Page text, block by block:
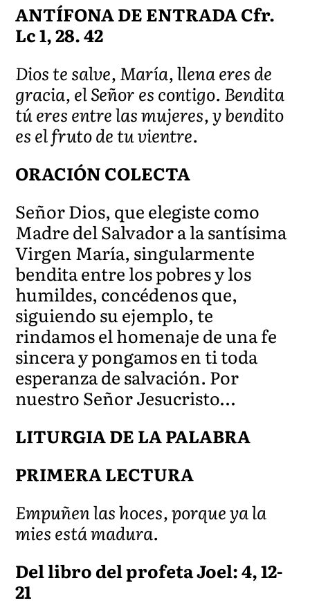
ANTÍFONA DE ENTRADA Cfr.
Lc 1, 28. 42
Dios te salve, María, llena eres de
gracia, el Señor es contigo. Bendita
tú eres entre las mujeres, y bendito
es el fruto de tu vientre.
ORACIÓN COLECTA
Señor Dios, que elegiste como
Madre del Salvador a la santísima
Virgen María, singularmente
bendita entre los pobres y los
humildes, concédenos que,
siguiendo su ejemplo, te
rindamos el homenaje de una fe
sincera y pongamos en ti toda
esperanza de salvación. Por
nuestro Señor Jesucristo…
LITURGIA DE LA PALABRA
PRIMERA LECTURA
Empuñen las hoces, porque ya la
mies está madura.
Del libro del profeta Joel: 4, 12-
21